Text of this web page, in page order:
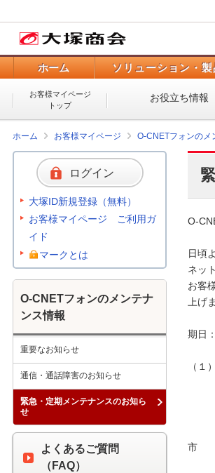
ホーム ソリューション・製
お客様マイページ
トップ
お役立ち情報
ホーム お客様マイページ O-CNETフォンのメ
O-
日頃
ネッ
お客
上げ
期日
（１
影
【
ログイン
大塚ID新規登録（無料）
お客様マイページ ご利用ガ
イド
マークとは
O-CNETフォンのメンテナ
ンス情報
重要なお知らせ
通信・通話障害のお知らせ
緊急・定期メンテナンスのお知ら
せ
よくあるご質問
（FAQ）